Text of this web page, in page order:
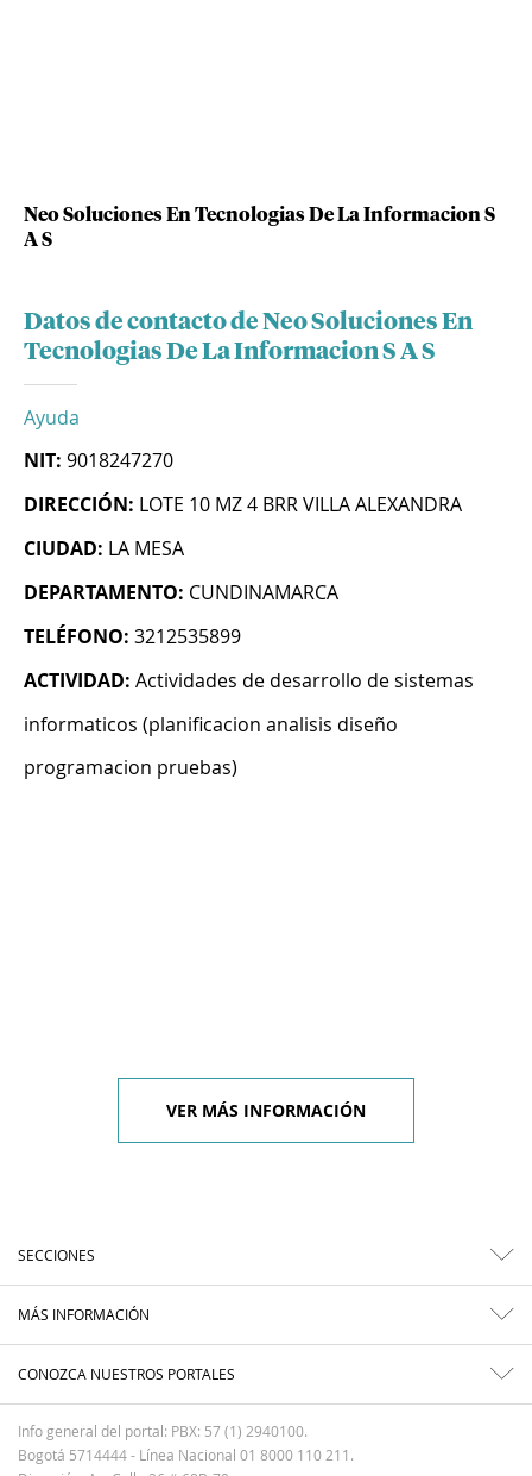
Neo Soluciones En Tecnologias De La Informacion S
A S
Datos de contacto de Neo Soluciones En
Tecnologias De La Informacion S A S
Ayuda
NIT: 9018247270
DIRECCIÓN: LOTE 10 MZ 4 BRR VILLA ALEXANDRA
CIUDAD: LA MESA
DEPARTAMENTO: CUNDINAMARCA
TELÉFONO: 3212535899
ACTIVIDAD: Actividades de desarrollo de sistemas
informaticos (planificacion analisis diseño
programacion pruebas)
VER MÁS INFORMACIÓN
SECCIONES
MÁS INFORMACIÓN
CONOZCA NUESTROS PORTALES
Info general del portal: PBX: 57 (1) 2940100.
Bogotá 5714444 - Línea Nacional 01 8000 110 211.